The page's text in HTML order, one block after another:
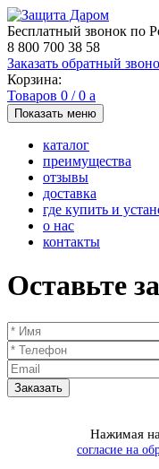
Бесплатный звонок по
8 800 700 38 58
Заказать обратный
Корзина:
Товаров 0 /0 a
Показать меню
каталог
преимущества
отзывы
доставка
где купить и
о нас
контакты
Оставьте
Нажимая
согласие на